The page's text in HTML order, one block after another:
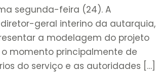
segunda-feira (24). A
diretor-geral interino da autarquia,
a modelagem do projeto
o momento principalmente de
do serviço e as autoridades […]